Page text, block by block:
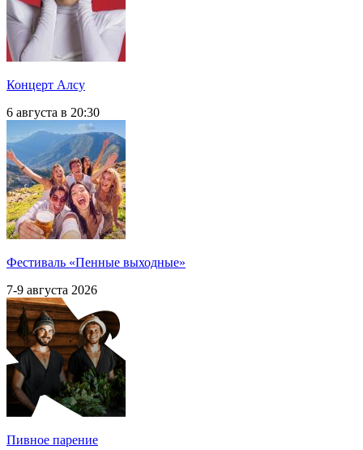
Концерт Алсу
6 августа в 20:30
Фестиваль «Пенные выходные»
7-9 августа 2026
Пивное парение